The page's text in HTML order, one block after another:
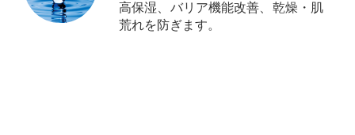
高保湿、バリア機能改善、乾燥・肌
荒れを防ぎます。